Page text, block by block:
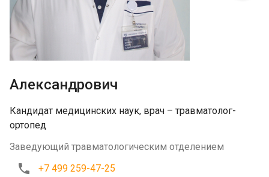
Александрович
Кандидат медицинских наук, врач – травматолог-
ортопед
Заведующий травматологическим отделением
+7 499 259-47-25